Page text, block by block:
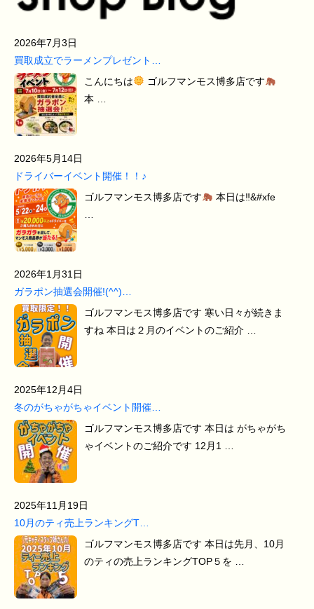
2026年7月3日
買取成立でラーメンプレゼント…
こんにちは
ゴルフマンモス博多店です
本 …
2026年5月14日
ドライバーイベント開催！！♪
ゴルフマンモス博多店です
本日は‼&#xfe
2026年1月31日
ガラポン抽選会開催!(^^)…
ゴルフマンモス博多店です 寒い日々が続きま
すね 本日は２月のイベントのご紹介 …
2025年12月4日
冬のがちゃがちゃイベント開催…
ゴルフマンモス博多店です 本日は がちゃがち
ゃイベントのご紹介です 12月1 …
2025年11月19日
10月のティ売上ランキングT…
ゴルフマンモス博多店です 本日は先月、10月
のティの売上ランキングTOP５を …